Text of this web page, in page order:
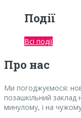
Події
Всі події
Про нас
Ми погоджуємося:
позашкільний
минулому, і на